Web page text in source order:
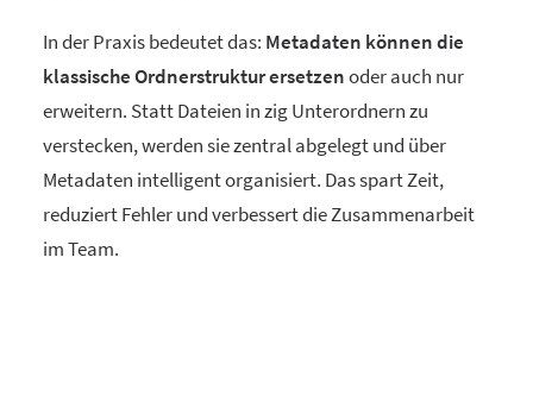
In der Praxis bedeutet das: Metadaten können die
klassische Ordnerstruktur ersetzenoder auch nur
erweitern. Statt Dateien in zig Unterordnern zu
verstecken, werden sie zentral abgelegt und über
Metadaten intelligent organisiert. Das spart Zeit,
reduziert Fehler und verbessert die Zusammenarbeit
im Team.